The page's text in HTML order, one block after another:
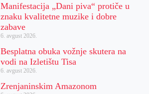
Manifestacija „Dani piva“ protiče u
znaku kvalitetne muzike i dobre
zabave
6. avgust 2026.
Besplatna obuka vožnje skutera na
vodi na Izletištu Tisa
6. avgust 2026.
Zrenjaninskim Amazonom